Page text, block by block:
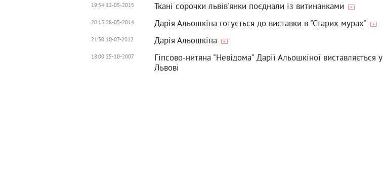
19:54 12-05-2015 Ткані сорочки львів'янки поєднали із витинанками
20:15 28-05-2014 Дарія Альошкіна готується до виставки в "Старих мурах"
21:30 10-07-2012 Дарія Альошкіна
18:00 25-10-2007
Гіпсово-нитяна "Невідома" Дарії Альошкіної виставляється у
Львові